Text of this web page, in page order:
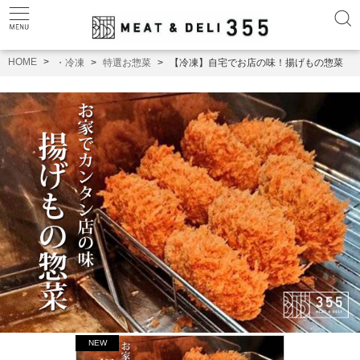
HOME ・冷凍 特選お惣菜 【冷凍】自宅でお店の味！揚げもの惣菜